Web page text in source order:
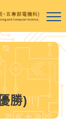
勝)